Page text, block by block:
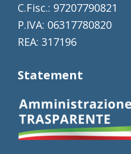
C.Fisc.: 97207790821
P.IVA: 06317780820
REA: 317196
Statement